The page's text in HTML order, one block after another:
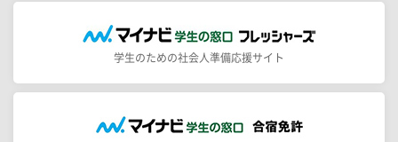
学生のための社会人準備応援サイト